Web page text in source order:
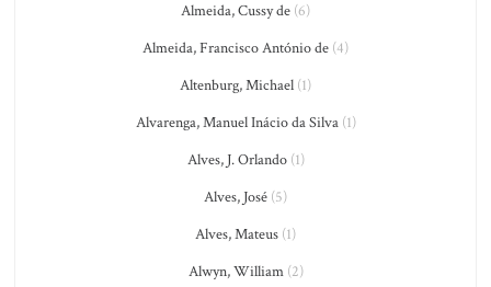
Almeida, Cussy de (6)
Almeida, Francisco António de (4)
Altenburg, Michael (1)
Alvarenga, Manuel Inácio da Silva(1)
Alves, J. Orlando(1)
Alves, José (5)
Alves, Mateus (1)
Alwyn, William(2)